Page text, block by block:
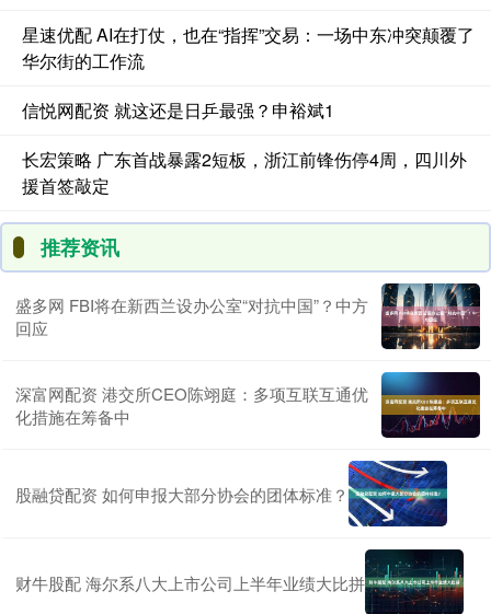
星速优配 AI在打仗，也在“指挥”交易：一场中东冲突颠覆了
华尔街的工作流
信悦网配资 就这还是日乒最强？申裕斌1
长宏策略 广东首战暴露2短板，浙江前锋伤停4周，四川外
援首签敲定
推荐资讯
盛多网 FBI将在新西兰设办公室“对抗中国”？中方
回应
深富网配资 港交所CEO陈翊庭：多项互联互通优
化措施在筹备中
股融贷配资 如何申报大部分协会的团体标准？
财牛股配 海尔系八大上市公司上半年业绩大比拼